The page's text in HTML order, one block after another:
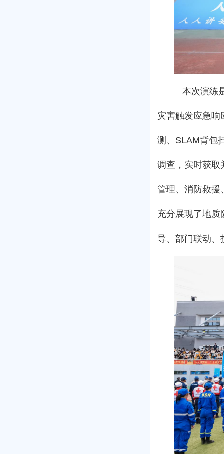
本次演练
灾害触发应急
测、SLAM背包
调查，实时获取
管理、消防救援
充分展现了地质
导、部门联动、